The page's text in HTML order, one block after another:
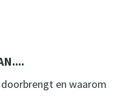
en waarom